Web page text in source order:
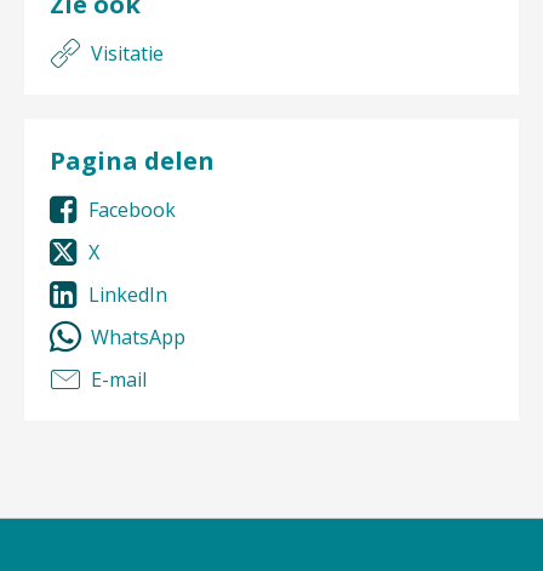
Visitatie
Pagina delen
Facebook
X
LinkedIn
WhatsApp
E-mail